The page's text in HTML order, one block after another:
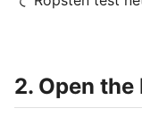
2. Open